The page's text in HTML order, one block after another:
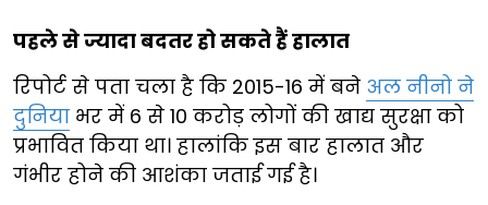
पहले से ज्यादा बदतर हो सकते हैं हालात
रिपोर्ट से पता चला है कि 2015-16 में बने अल नीनो ने
दुनिया भर में 6 से 10 करोड़ लोगों की खाद्य सुरक्षा को
प्रभावित किया था। हालांकि इस बार हालात और
गंभीर होने की आशंका जताई गई है।